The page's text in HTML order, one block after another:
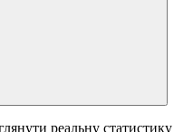
реальну статистику